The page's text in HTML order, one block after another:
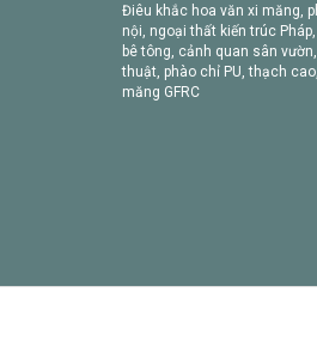
Điêu khắc hoa văn xi măng,
nội, ngoại thất kiến trúc
bê tông, cảnh quan sân
thuật, phào chỉ PU, thạch
măng GFRC